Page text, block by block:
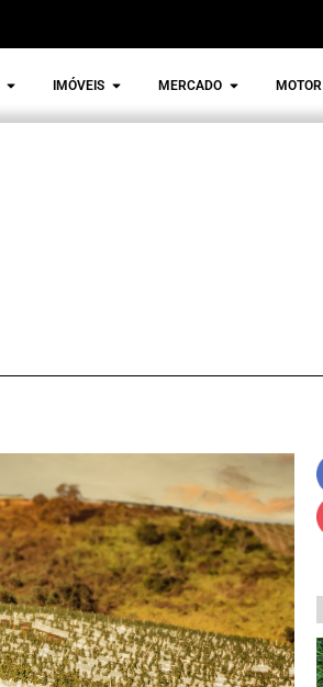
IMÓVEIS MERCADO MOTOR